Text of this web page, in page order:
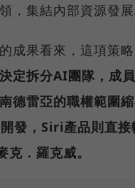
，集結內部資源發展
成果看來，這項策
定拆分AI團隊，成
德雷亞的職權範圍
發，Siri產品則直
．羅克威。